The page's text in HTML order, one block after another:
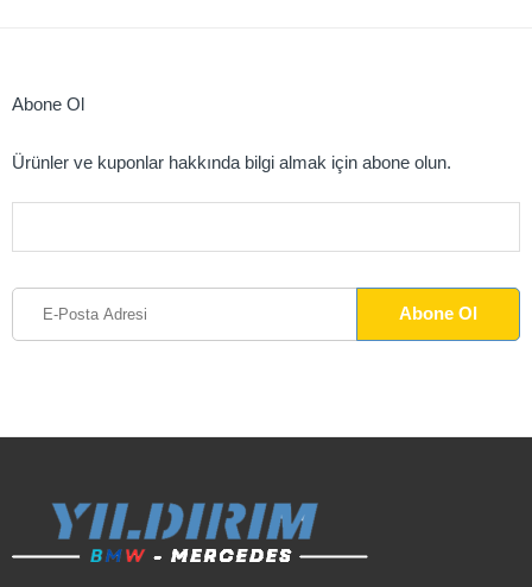
Abone Ol
Ürünler ve kuponlar hakkında bilgi almak için abone olun.